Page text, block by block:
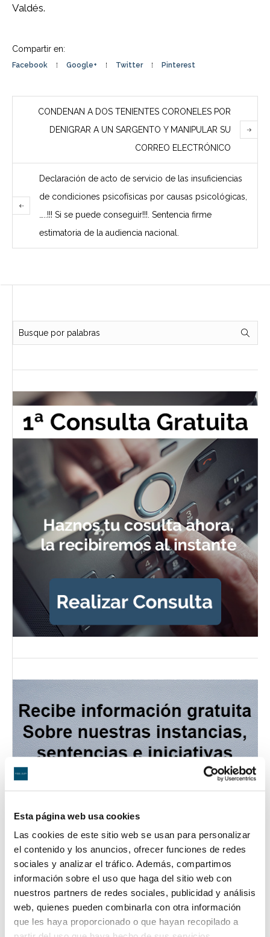
Esta página web usa cookies
Las cookies de este sitio web se usan para personalizar
el contenido y los anuncios, ofrecer funciones de redes
sociales y analizar el tráfico. Además, compartimos
información sobre el uso que haga del sitio web con
nuestros partners de redes sociales, publicidad y análisis
web, quienes pueden combinarla con otra información
que les haya proporcionado o que hayan recopilado a
Valdés.
Compartir en:
Facebook Google+ Twitter Pinterest
CONDENAN A DOS TENIENTES CORONELES POR
DENIGRAR A UN SARGENTO Y MANIPULAR SU
CORREO ELECTRÓNICO
Declaración de acto de servicio de las insuficiencias
de condiciones psicofísicas por causas psicológicas,
…..!!! Si se puede conseguir!!!. Sentencia firme
estimatoria de la audiencia nacional.